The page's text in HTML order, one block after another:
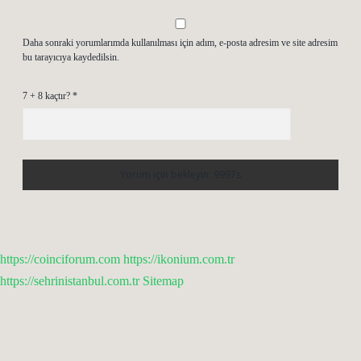
Daha sonraki yorumlarımda kullanılması için adım, e-posta adresim ve site adresim
bu tarayıcıya kaydedilsin.
7 + 8 kaçtır? *
https://coinciforum.com https://ikonium.com.tr
https://sehrinistanbul.com.tr Sitemap